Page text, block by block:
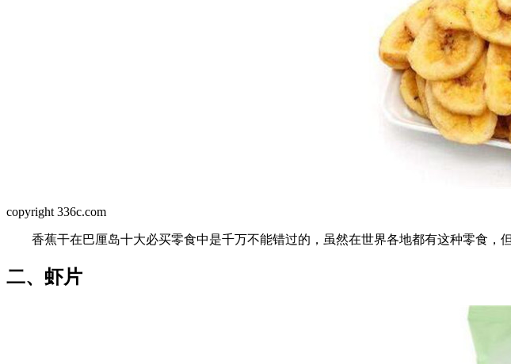
copyright 336c.com
香蕉干在巴厘岛十大必买零食中是千万不能错过的，虽然在世界各地都有这种零食，
二、虾片